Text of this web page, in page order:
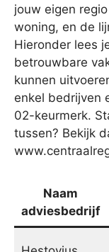
jouw eigen
woning, en de
Hieronder lees
betrouwbare
kunnen
enkel bedrijven
02-keurmerk.
tussen? Bekijk
Naam
adviesbedrijf